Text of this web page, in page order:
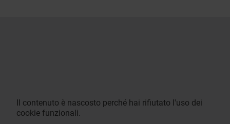
Il contenuto è nascosto perché hai rifiutato l'uso dei
cookie funzionali.